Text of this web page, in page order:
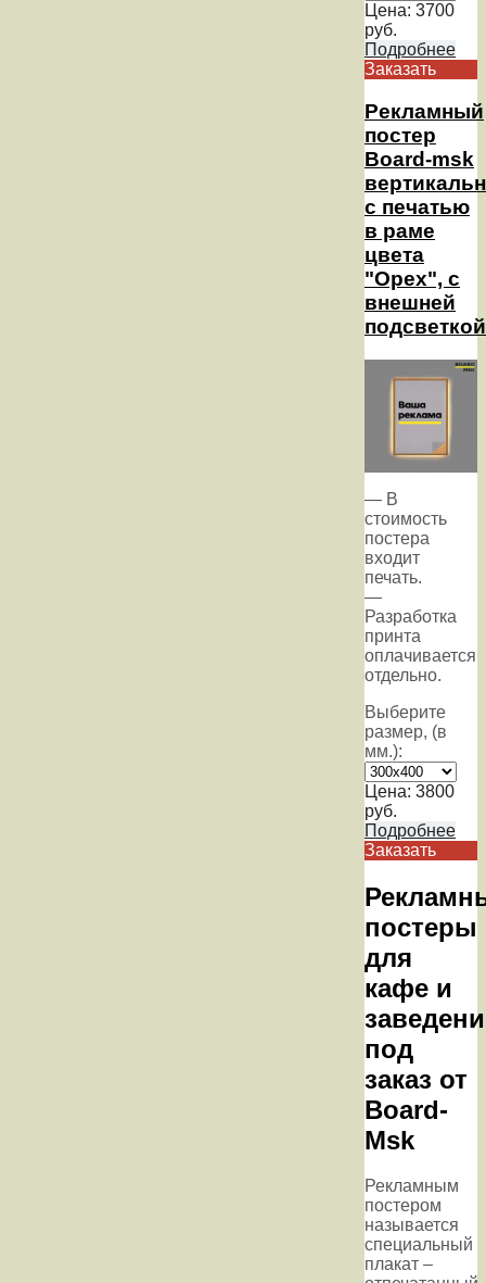
Цена: 3700
руб.
Подробнее
Заказать
Рекламный
постер
Board-msk
с печатью
в раме
цвета
"Орех", с
внешней
подсветкой
— В
стоимость
постера
входит
печать.
—
Разработка
принта
оплачивается
отдельно.
Выберите
размер, (в
мм.):
Цена: 3800
руб.
Подробнее
Заказать
постеры
для
кафе и
под
заказ от
Board-
Msk
Рекламным
постером
называется
специальный
плакат –